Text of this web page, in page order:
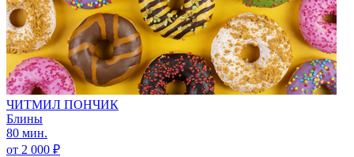
ЧИТМИЛ ПОНЧИК
Блины
80 мин.
от 2 000 ₽